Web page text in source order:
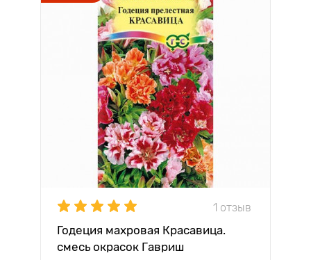
1 отзыв
Годеция махровая Красавица.
смесь окрасок Гавриш